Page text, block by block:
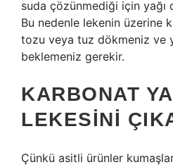
suda çözünmediği için yağı
Bu nedenle lekenin üzerine
tozu veya tuz dökmeniz ve
beklemeniz gerekir.
KARBONAT
LEKESINI
Çünkü asitli ürünler